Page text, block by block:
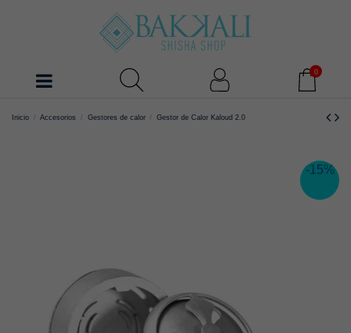
0
Inicio Accesorios Gestores de calor Gestor de Calor Kaloud 2.0
-15%